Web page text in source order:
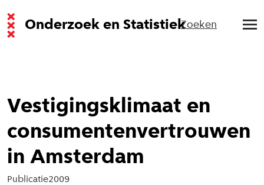
Onderzoek en StatistiekZoeken
Vestigingsklimaat en
consumentenvertrouwen
in Amsterdam
Publicatie2009